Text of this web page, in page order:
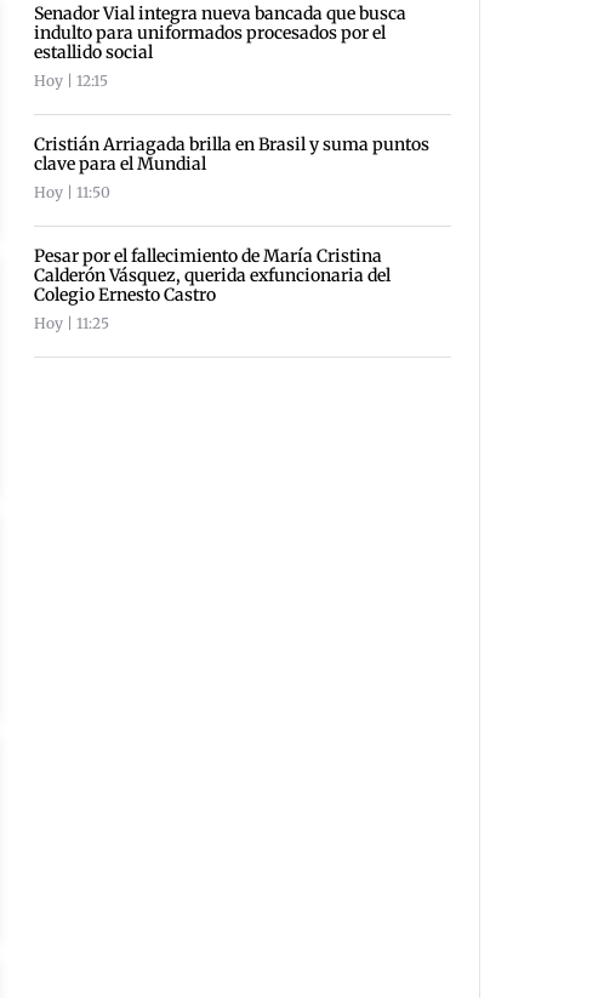
Senador Vial integra nueva bancada que busca
indulto para uniformados procesados por el
estallido social
Hoy | 12:15
Cristián Arriagada brilla en Brasil y suma puntos
clave para el Mundial
Hoy | 11:50
Pesar por el fallecimiento de María Cristina
Calderón Vásquez, querida exfuncionaria del
Colegio Ernesto Castro
Hoy | 11:25